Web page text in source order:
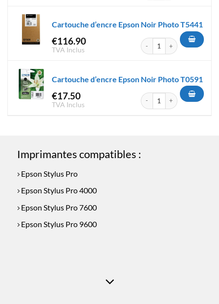
Cartouche d’encre Epson Noir Photo T5441
€116.90
TVA Inclus
quantité de Cartouche
Cartouche d’encre Epson Noir Photo T0591
€17.50
TVA Inclus
quantité de Cartouche
Imprimantes compatibles :
Epson Stylus Pro
Epson Stylus Pro 4000
Epson Stylus Pro 7600
Epson Stylus Pro 9600